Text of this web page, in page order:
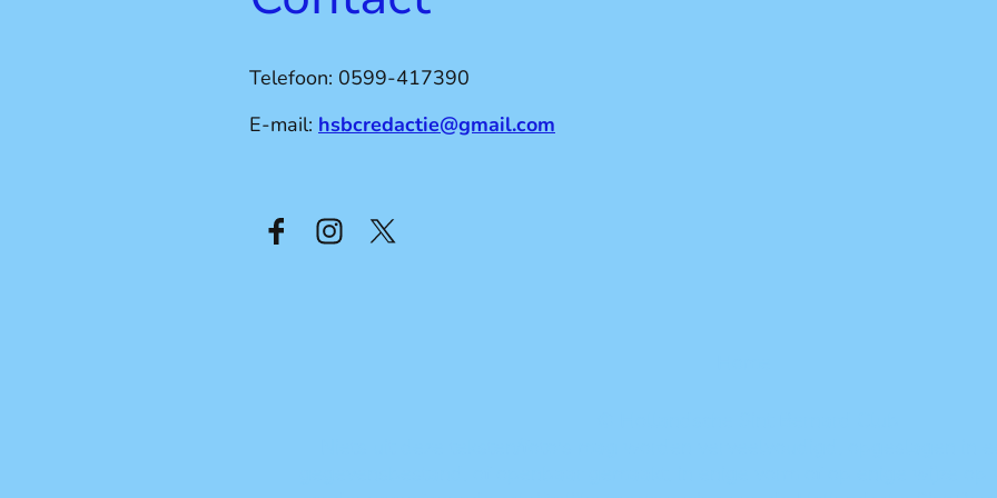
Telefoon: 0599-417390
E-mail: hsbcredactie@gmail.com